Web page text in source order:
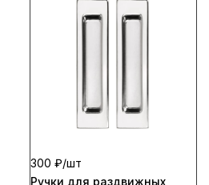
300 ₽/шт
Ручки для раздвижных